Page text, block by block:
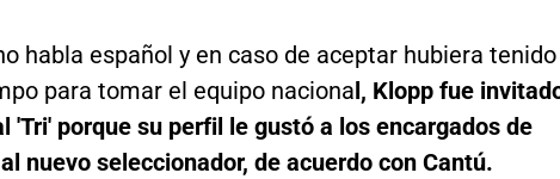
habla español y en caso de aceptar hubiera tenido
para tomar el equipo nacional, Klopp fue
'Tri' porque su perfil le gustó a los encargados de
nuevo seleccionador, de acuerdo con Cantú.